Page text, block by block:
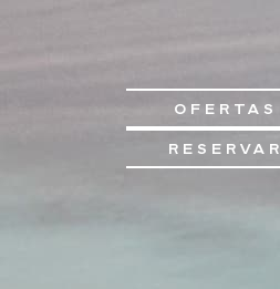
OFERTAS
RESERVAR